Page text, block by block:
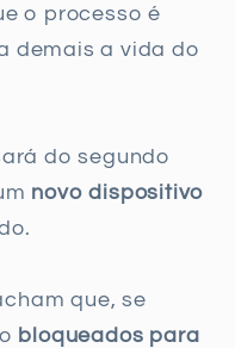
o processo é
demais a vida do
do segundo
novo dispositivo
que, se
bloqueados para